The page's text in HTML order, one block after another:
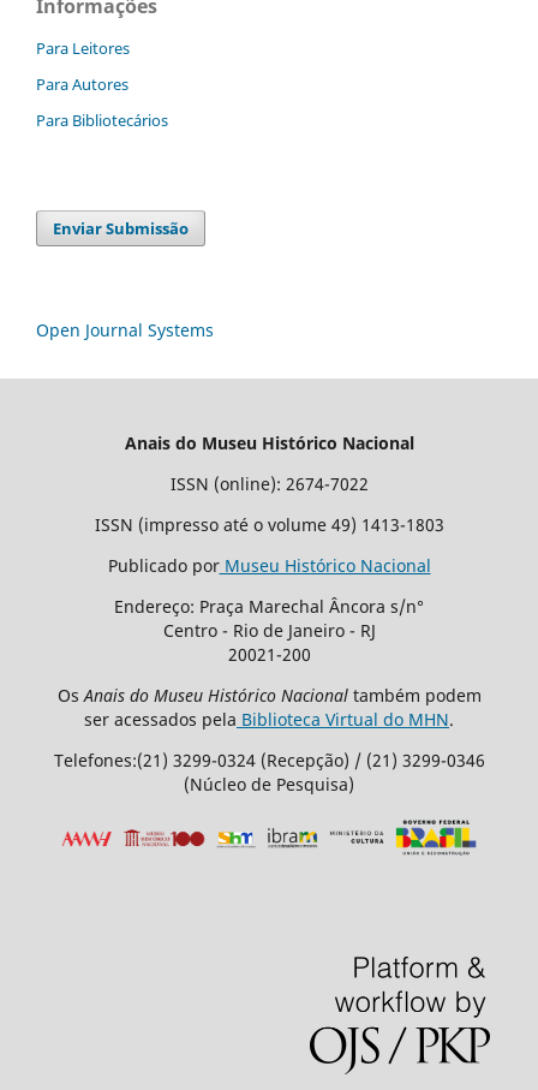
Informações
Para Leitores
Para Autores
Para Bibliotecários
Enviar Submissão
Open Journal Systems
Anais do Museu Histórico Nacional
ISSN (online): 2674-7022
ISSN (impresso até o volume 49) 1413-1803
Publicado porMuseu Histórico Nacional
Endereço: Praça Marechal Âncora s/n°
Centro - Rio de Janeiro - RJ
20021-200
OsAnais do Museu Histórico Nacionaltambém podem
ser acessados pela Biblioteca Virtual do MHN.
Telefones:(21) 3299-0324 (Recepção) / (21) 3299-0346
(Núcleo de Pesquisa)